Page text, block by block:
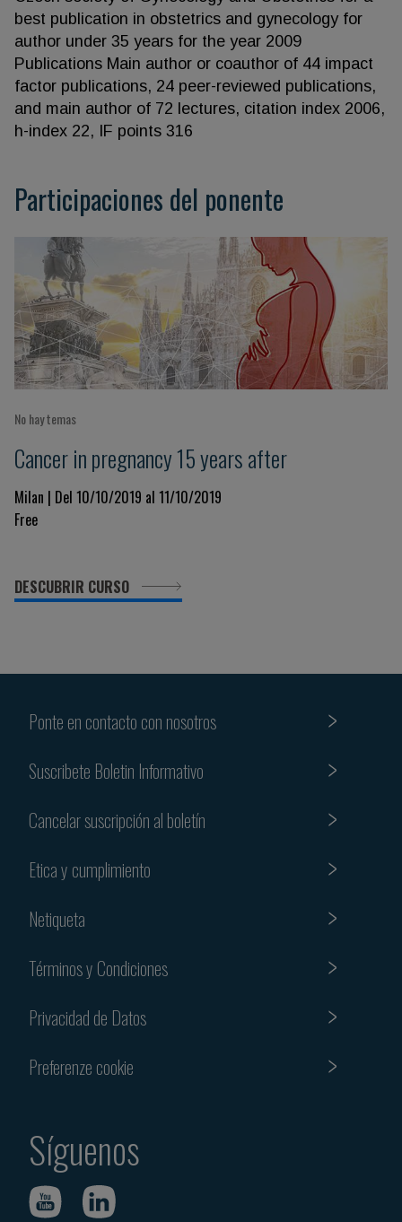
best publication in obstetrics and gynecology for
author under 35 years for the year 2009
Publications Main author or coauthor of 44 impact
factor publications, 24 peer-reviewed publications,
and main author of 72 lectures, citation index 2006,
h-index 22, IF points 316
Participaciones del ponente
No hay temas
Cancer in pregnancy 15 years after
Milan | Del 10/10/2019 al 11/10/2019
Free
DESCUBRIR CURSO
Ponte en contacto con nosotros
Suscribete Boletin Informativo
Cancelar suscripción al boletín
Etica y cumplimiento
Netiqueta
Términos y Condiciones
Privacidad de Datos
Preferenze cookie
Síguenos